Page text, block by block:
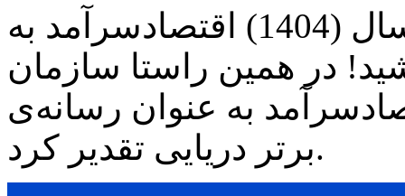
در روز جهانی دریانوردی امسال (1404) اقتصادسرآمد به
در همین راستا سازمان
به عنوان رسانه‌ی
برتر دریایی تقدیر کرد.